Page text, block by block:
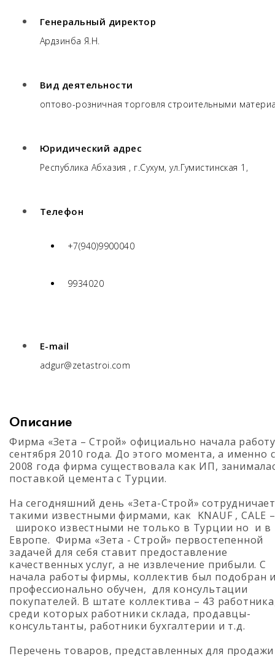
Генеральный директор
Ардзинба Я.Н.
Вид деятельности
оптово-розничная торговля строительными
Юридический адрес
Республика Абхазия , г.Сухум, ул.Гумистинская 1,
Телефон
+7(940)9900040
9934020
E-mail
adgur@zetastroi.com
Описание
Фирма «Зета – Строй» официально начала
сентября 2010 года. До этого момента, а именно с
2008 года фирма существовала как ИП,
поставкой цемента с Турции.
На сегодняшний день «Зета-Строй»
такими известными фирмами, как KNAUF , CALE –
широко известными не только в Турции но и в
Европе. Фирма «Зета - Строй» первостепенной
задачей для себя ставит предоставление
качественных услуг, а не извлечение прибыли. С
начала работы фирмы, коллектив был подобран
профессионально обучен, для консультации
покупателей. В штате коллектива – 43
среди которых работники склада, продавцы-
консультанты, работники бухгалтерии и т.д.
Перечень товаров, представленных для